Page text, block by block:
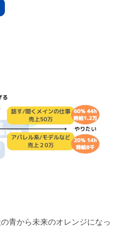
青から未来のオレンジになっ